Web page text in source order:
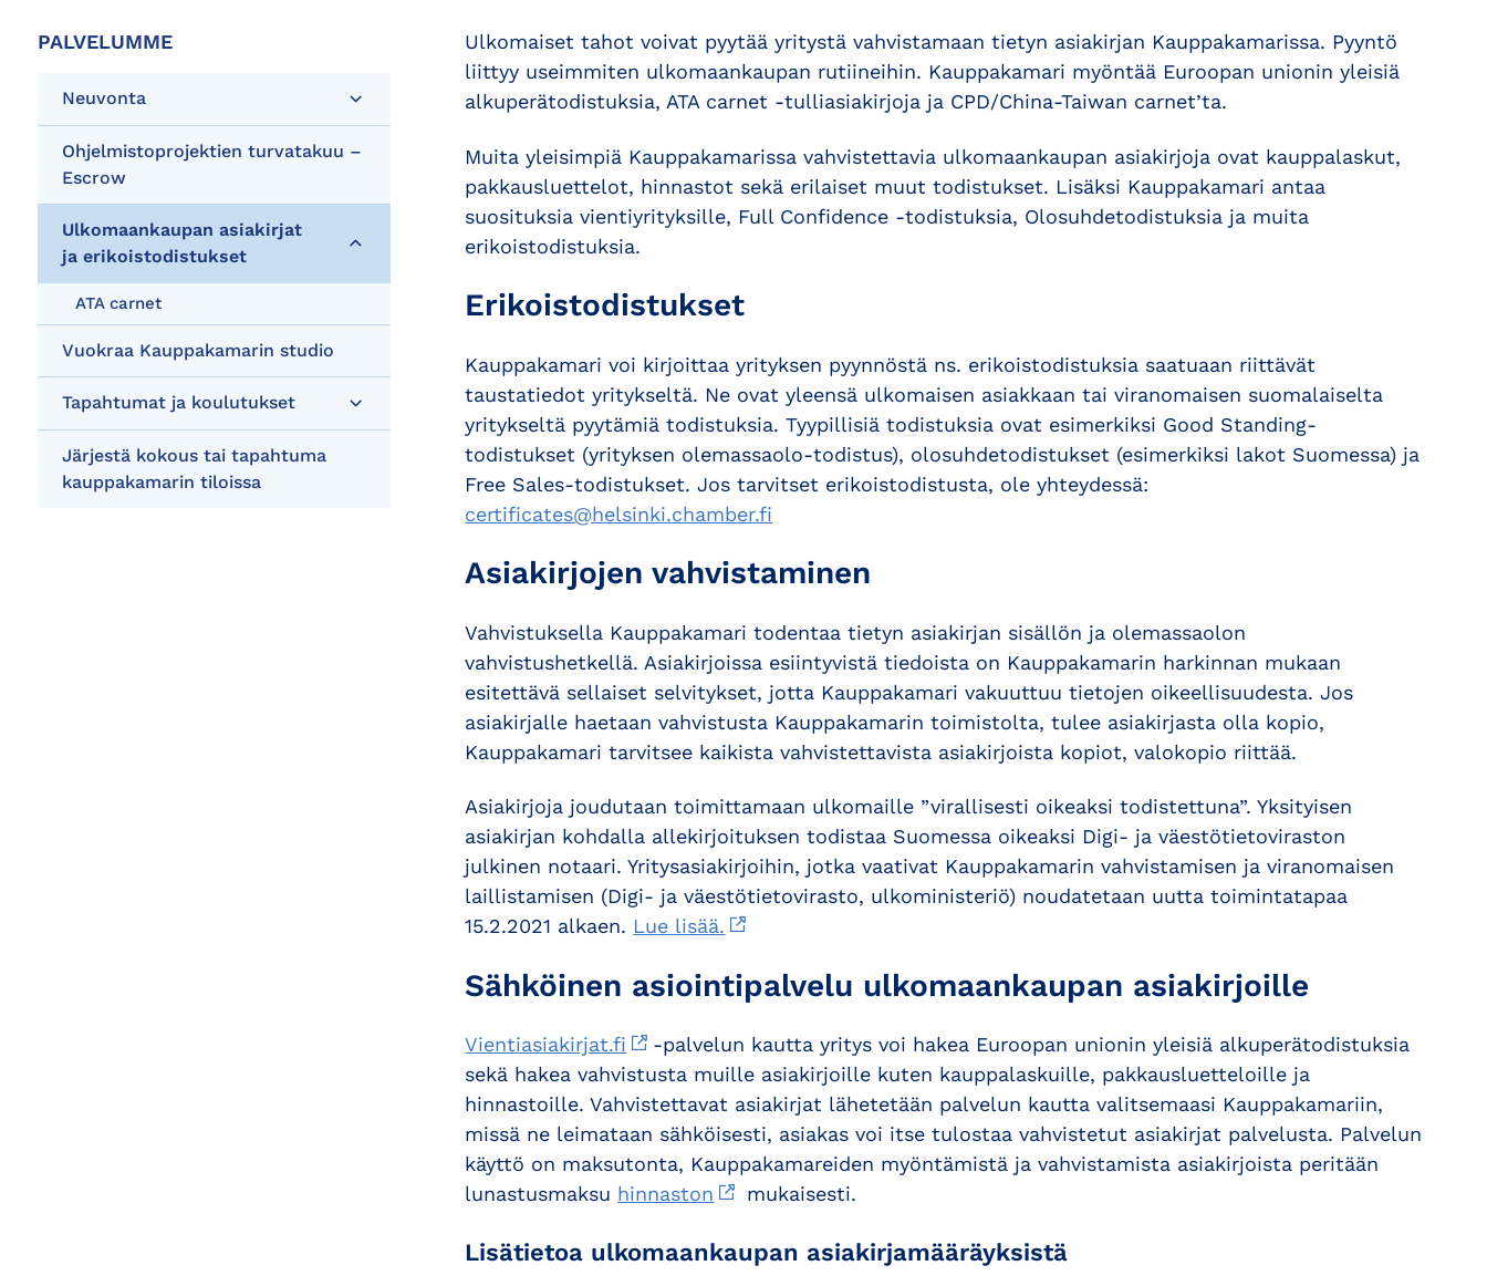
Ulkomaiset tahot voivat pyytää yritystä vahvistamaan tietyn asiakirjan Kauppakamarissa. Pyyntö
liittyy useimmiten ulkomaankaupan rutiineihin. Kauppakamari myöntää Euroopan unionin yleisiä
alkuperätodistuksia, ATA carnet -tulliasiakirjoja ja CPD/China-Taiwan carnet’ta.
Muita yleisimpiä Kauppakamarissa vahvistettavia ulkomaankaupan asiakirjoja ovat kauppalaskut,
pakkausluettelot, hinnastot sekä erilaiset muut todistukset. Lisäksi Kauppakamari antaa
suosituksia vientiyrityksille, Full Confidence -todistuksia, Olosuhdetodistuksia ja muita
erikoistodistuksia.
Erikoistodistukset
Kauppakamari voi kirjoittaa yrityksen pyynnöstä ns. erikoistodistuksia saatuaan riittävät
taustatiedot yritykseltä. Ne ovat yleensä ulkomaisen asiakkaan tai viranomaisen suomalaiselta
yritykseltä pyytämiä todistuksia. Tyypillisiä todistuksia ovat esimerkiksi Good Standing-
todistukset (yrityksen olemassaolo-todistus), olosuhdetodistukset (esimerkiksi lakot Suomessa) ja
Free Sales-todistukset. Jos tarvitset erikoistodistusta, ole yhteydessä:
certificates@helsinki.chamber.fi
Asiakirjojen vahvistaminen
Vahvistuksella Kauppakamari todentaa tietyn asiakirjan sisällön ja olemassaolon
vahvistushetkellä. Asiakirjoissa esiintyvistä tiedoista on Kauppakamarin harkinnan mukaan
esitettävä sellaiset selvitykset, jotta Kauppakamari vakuuttuu tietojen oikeellisuudesta. Jos
asiakirjalle haetaan vahvistusta Kauppakamarin toimistolta, tulee asiakirjasta olla kopio,
Kauppakamari tarvitsee kaikista vahvistettavista asiakirjoista kopiot, valokopio riittää.
Asiakirjoja joudutaan toimittamaan ulkomaille ”virallisesti oikeaksi todistettuna”. Yksityisen
asiakirjan kohdalla allekirjoituksen todistaa Suomessa oikeaksi Digi- ja väestötietoviraston
julkinen notaari. Yritysasiakirjoihin, jotka vaativat Kauppakamarin vahvistamisen ja viranomaisen
laillistamisen (Digi- ja väestötietovirasto, ulkoministeriö) noudatetaan uutta toimintatapaa
15.2.2021 alkaen. Lue lisää.
Sähköinen asiointipalvelu ulkomaankaupan asiakirjoille
Vientiasiakirjat.fi
-palvelun kautta yritys voi hakea Euroopan unionin yleisiä alkuperätodistuksia
sekä hakea vahvistusta muille asiakirjoille kuten kauppalaskuille, pakkausluetteloille ja
hinnastoille. Vahvistettavat asiakirjat lähetetään palvelun kautta valitsemaasi Kauppakamariin,
missä ne leimataan sähköisesti, asiakas voi itse tulostaa vahvistetut asiakirjat palvelusta. Palvelun
käyttö on maksutonta, Kauppakamareiden myöntämistä ja vahvistamista asiakirjoista peritään
lunastusmaksu hinnaston mukaisesti.
Lisätietoa ulkomaankaupan asiakirjamääräyksistä
PALVELUMME
Neuvonta
Ohjelmistoprojektien turvatakuu –
Escrow
Ulkomaankaupan asiakirjat
ja erikoistodistukset
ATA carnet
Vuokraa Kauppakamarin studio
Tapahtumat ja koulutukset
Järjestä kokous tai tapahtuma
kauppakamarin tiloissa